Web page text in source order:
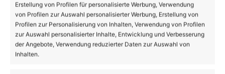
Erstellung von Profilen für personalisierte Werbung, Verwendung
von Profilen zur Auswahl personalisierter Werbung, Erstellung von
Profilen zur Personalisierung von Inhalten, Verwendung von Profilen
zur Auswahl personalisierter Inhalte, Entwicklung und Verbesserung
der Angebote, Verwendung reduzierter Daten zur Auswahl von
Inhalten.
Bund und Länder einigen sich auf Corona-
Maßnahmen